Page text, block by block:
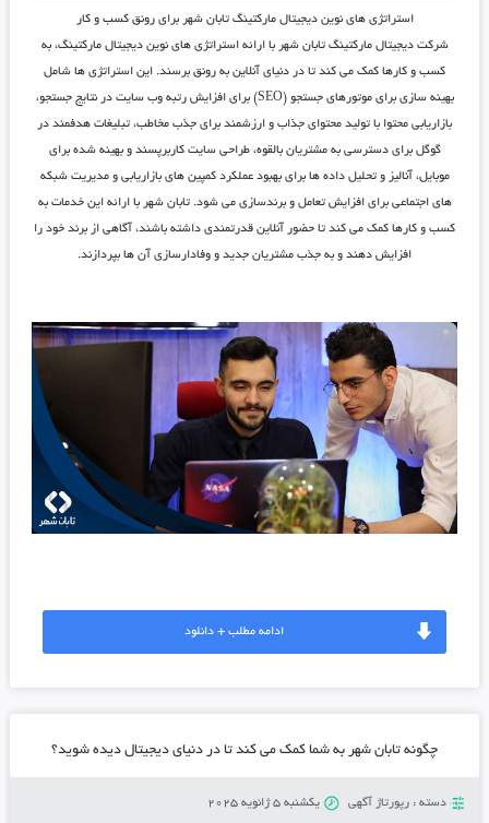
استراتژی ‌های نوین دیجیتال مارکتینگ تابان شهر برای رونق کسب و کار
شرکت دیجیتال مارکتینگ تابان شهر با ارائه استراتژی ‌های نوین دیجیتال مارکتینگ، به
کسب و کارها کمک می ‌کند تا در دنیای آنلاین به رونق برسند. این استراتژی ‌ها شامل
بهینه‌ سازی برای موتورهای جستجو (SEO) برای افزایش رتبه وب ‌سایت در نتایج جستجو،
بازاریابی محتوا با تولید محتوای جذاب و ارزشمند برای جذب مخاطب، تبلیغات هدفمند در
گوگل برای دسترسی به مشتریان بالقوه، طراحی سایت کاربرپسند و بهینه شده برای
موبایل، آنالیز و تحلیل داده ‌ها برای بهبود عملکرد کمپین‌ های بازاریابی و مدیریت شبکه
‌های اجتماعی برای افزایش تعامل و برندسازی می‌ شود.تابان شهر با ارائه این خدمات به
کسب و کارها کمک می‌ کند تا حضور آنلاین قدرتمندی داشته باشند، آگاهی از برند خود را
افزایش دهند و به جذب مشتریان جدید و وفادارسازی آن‌ ها بپردازند.
ادامه مطلب + دانلود
چگونه تابان شهر به شما کمک می ‌کند تا در دنیای دیجیتال دیده شوید؟
دسته : رپورتاژ آگهی یکشنبه 5 ژانویه 2025